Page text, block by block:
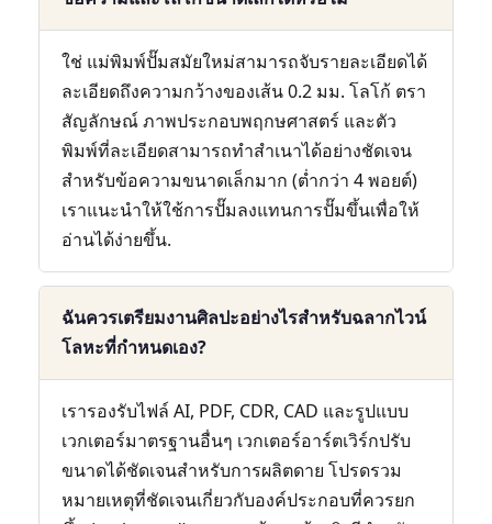
ใช่ แม่พิมพ์ปั๊มสมัยใหม่สามารถจับรายละเอียดได้
ละเอียดถึงความกว้างของเส้น 0.2 มม. โลโก้ ตรา
สัญลักษณ์ ภาพประกอบพฤกษศาสตร์ และตัว
พิมพ์ที่ละเอียดสามารถทำสำเนาได้อย่างชัดเจน
สำหรับข้อความขนาดเล็กมาก (ต่ำกว่า 4 พอยต์)
เราแนะนำให้ใช้การปั๊มลงแทนการปั๊มขึ้นเพื่อให้
อ่านได้ง่ายขึ้น.
ฉันควรเตรียมงานศิลปะอย่างไรสำหรับฉลากไวน์
โลหะที่กำหนดเอง?
เรารองรับไฟล์ AI, PDF, CDR, CAD และรูปแบบ
เวกเตอร์มาตรฐานอื่นๆ เวกเตอร์อาร์ตเวิร์กปรับ
ขนาดได้ชัดเจนสำหรับการผลิตดาย โปรดรวม
หมายเหตุที่ชัดเจนเกี่ยวกับองค์ประกอบที่ควรยก